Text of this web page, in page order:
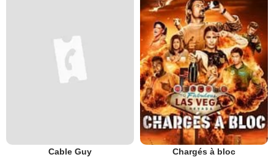
Cable Guy Chargés à bloc